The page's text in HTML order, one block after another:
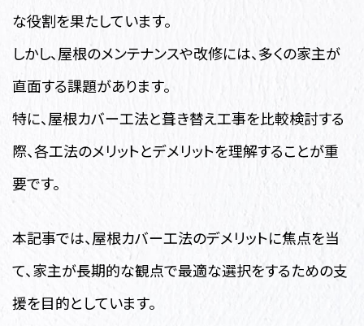
な役割を果たしています。
しかし、屋根のメンテナンスや改修には、多くの家主が
直面する課題があります。
特に、屋根カバー工法と葺き替え工事を比較検討する
際、各工法のメリットとデメリットを理解することが重
要です。
本記事では、屋根カバー工法のデメリットに焦点を当
て、家主が長期的な観点で最適な選択をするための支
援を目的としています。